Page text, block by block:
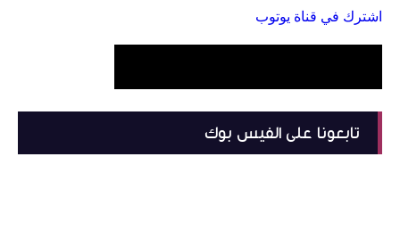
اشترك في قناة يوتوب
تابعونا على الفيس بوك